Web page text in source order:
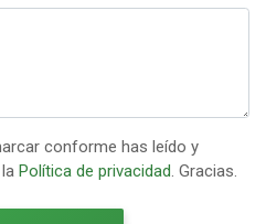
conforme has leído y
Política de privacidad. Gracias.